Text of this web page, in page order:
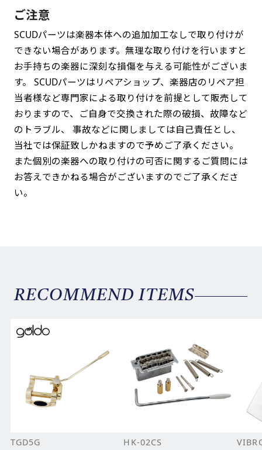
ご注意
SCUDパーツは楽器本体への追加加工なしで取り付けが
できない場合があります。無理な取り付けを行いますと
お手持ちの楽器に深刻な損傷を与える可能性がございま
す。 SCUDパーツはリペアショップ、楽器店のリペア担
当者様など専門家による取り付けを前提として販売して
おりますので、ご自身で交換された際の破損、故障など
のトラブル、 事故などに関しましては自己責任とし、
当社では保証致しかねますので予めご了承ください。
また個別の楽器への取り付けの可否に関するご質問には
お答えできかねる場合がございますのでご了承くださ
い。
RECOMMEND ITEMS
TGD5G HK-02CS